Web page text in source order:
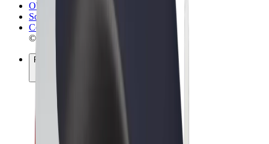
Obchodní podmínky
Soukromí
Cookies
© 2026 Bolt Technology OÜ
Produkty
Jízdy
Koloběžky
Bolt Market